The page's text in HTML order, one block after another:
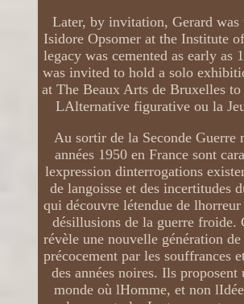
Later, by invitation, Gerard
Isidore Opsomer at the Institute
legacy was cemented as early as
was invited to hold a solo
at The Beaux Arts de Bruxelles
LAlternative figurative ou la
Au sortir de la Seconde Guerre
années 1950 en France sont
lexpression dinterrogations
de langoisse et des incertitudes
qui découvre létendue de
désillusions de la guerre froide.
révèle une nouvelle génération
précocement par les souffrances
des années noires. Ils
monde où lHomme, et non